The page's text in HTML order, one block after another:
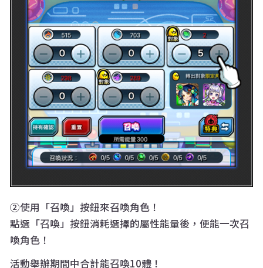
②使用「召喚」按鈕來召喚角色！
點選「召喚」按鈕消耗選擇的屬性能量後，便能一次召
喚角色！
活動舉辦期間中合計能召喚10體！